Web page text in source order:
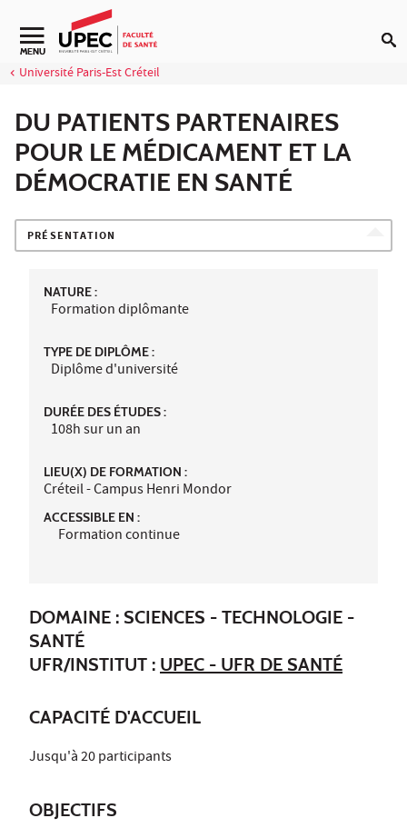
Aller au contenu
Navigation secondaire
MENU
Université Paris-Est Créteil
DU PATIENTS PARTENAIRES
POUR LE MÉDICAMENT ET LA
DÉMOCRATIE EN SANTÉ
PRÉSENTATION
NATURE :
Formation diplômante
TYPE DE DIPLÔME :
Diplôme d'université
DURÉE DES ÉTUDES :
108h sur un an
LIEU(X) DE FORMATION :
Créteil - Campus Henri Mondor
ACCESSIBLE EN :
Formation continue
DOMAINE : SCIENCES - TECHNOLOGIE -
SANTÉ
UFR/INSTITUT : UPEC - UFR DE SANTÉ
CAPACITÉ D'ACCUEIL
Jusqu'à 20 participants
OBJECTIFS